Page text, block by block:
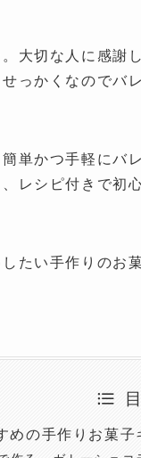
大切な人に感
っかくなので
単かつ手軽にバ
レシピ付きで
たい手作りのお
めの手作りお菓子